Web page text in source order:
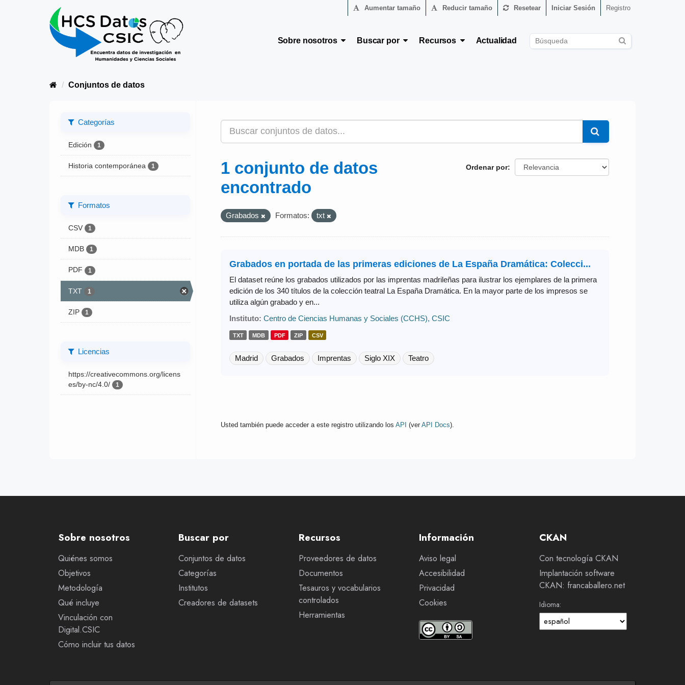
Aumentar tamaño Reducir tamaño Resetear Iniciar Sesión Registro
Sobre nosotros Buscar por Recursos Actualidad
Conjuntos de datos
Categorías
Edición 1
Historia contemporánea 1
Formatos
CSV 1
MDB 1
PDF 1
TXT 1
ZIP 1
Licencias
https://creativecommons.org/licens
es/by-nc/4.0/
1
Ordenar por
1 conjunto de datos
encontrado
Grabados Formatos: txt
Grabados en portada de las primeras ediciones de La España Dramática: Colecci...
El dataset reúne los grabados utilizados por las imprentas madrileñas para ilustrar los ejemplares de la primera
edición de los 340 títulos de la colección teatral La España Dramática. En la mayor parte de los impresos se
utiliza algún grabado y en...
Instituto: Centro de Ciencias Humanas y Sociales (CCHS), CSIC
TXT MDB PDF ZIP CSV
Madrid Grabados Imprentas Siglo XIX Teatro
Usted también puede acceder a este registro utilizando los API (ver API Docs).
Sobre nosotros
Quiénes somos
Objetivos
Metodología
Qué incluye
Vinculación con
Digital.CSIC
Cómo incluir tus datos
Buscar por
Conjuntos de datos
Categorías
Institutos
Creadores de datasets
Recursos
Proveedores de datos
Documentos
Tesauros y vocabularios
controlados
Herramientas
Información
Aviso legal
Accesibilidad
Privacidad
Cookies
CKAN
Con tecnología CKAN
Implantación software
CKAN: francaballero.net
Idioma